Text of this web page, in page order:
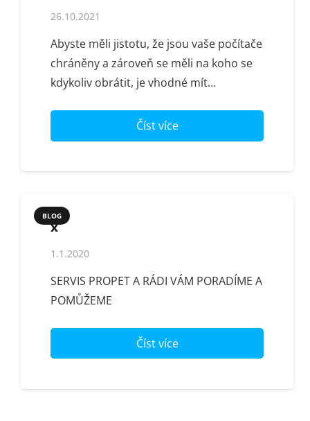
26.10.2021
Abyste měli jistotu, že jsou vaše počítače
chráněny a zároveň se měli na koho se
kdykoliv obrátit, je vhodné mít…
Číst více
BLOG
x
1.1.2020
SERVIS PROPET A RÁDI VÁM PORADÍME A
POMŮŽEME
Číst více